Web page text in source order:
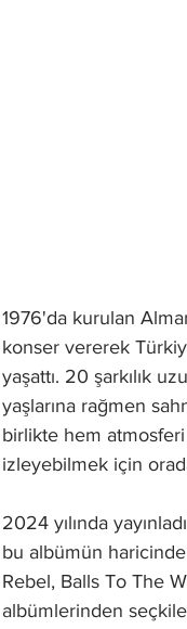
1976'da kurulan
konser vererek
yaşattı. 20 şarkılık
yaşlarına rağmen
birlikte hem
izleyebilmek için
2024 yılında
bu albümün
Rebel, Balls To The
albümlerinden